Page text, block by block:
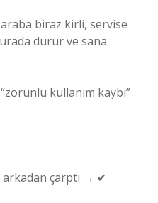
biraz kirli, servise
durur ve sana
kullanım kaybı”
çarptı → ✔